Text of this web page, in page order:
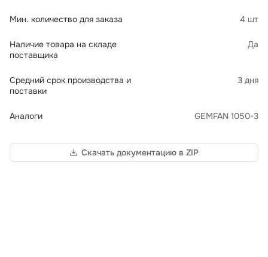
Мин. количество для заказа 4 шт
Наличие товара на складе
поставщика
Да
Средний срок производства и
поставки
3 дня
Аналоги GEMFAN 1050-3
Скачать документацию в ZIP